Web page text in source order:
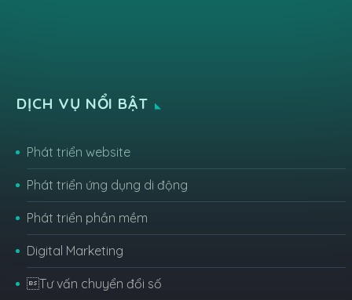
DỊCH VỤ NỔI BẬT
Phát triển website
Phát triển ứng dụng di động
Phát triển phần mềm
Digital Marketing
Tư vấn chuyển đổi số